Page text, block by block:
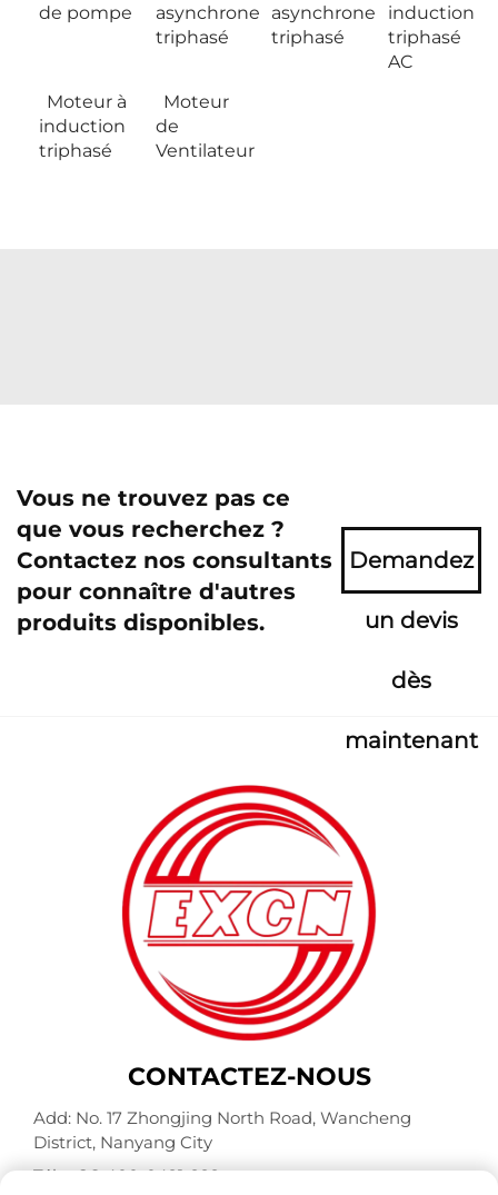
de pompe
asynchrone
triphasé
asynchrone
triphasé
induction
triphasé
AC
Moteur à
induction
triphasé
Moteur
de
Ventilateur
Vous ne trouvez pas ce
que vous recherchez ?
Contactez nos consultants
pour connaître d'autres
produits disponibles.
Demandez
un devis
dès
maintenant
CONTACTEZ-NOUS
Add: No. 17 Zhongjing North Road, Wancheng
District, Nanyang City
Tél. :+86-400-0491-999